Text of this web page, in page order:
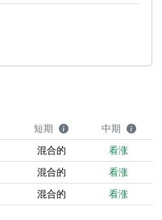
短期
中期
混合的
看涨
混合的
看涨
混合的 看涨